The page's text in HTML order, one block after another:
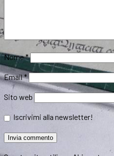
Nome*
Email*
Sito web
Iscrivimi alla newsletter!